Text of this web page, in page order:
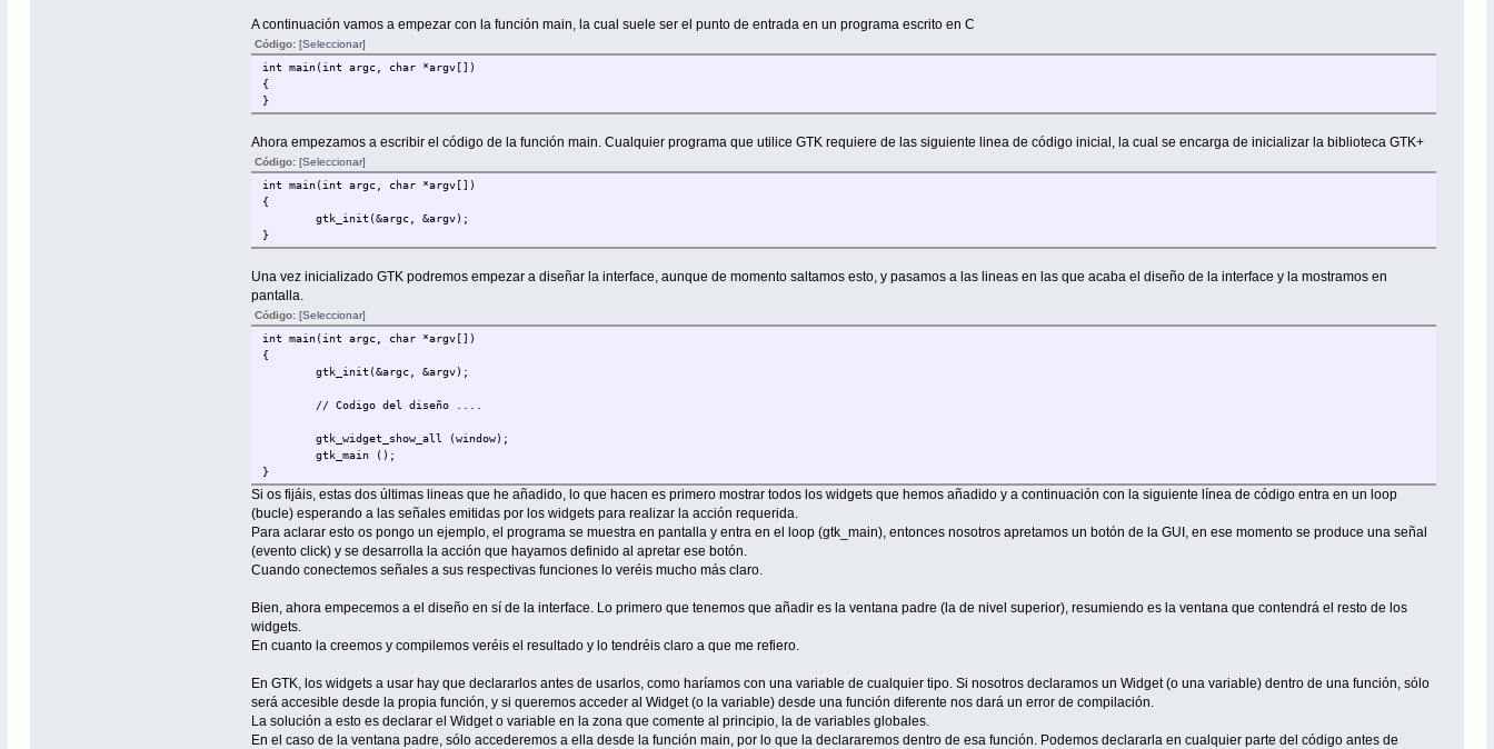
A continuación vamos a empezar con la función main, la cual suele ser el punto de entrada en un programa escrito en C
Código:[Seleccionar]
int main(int argc, char *argv[])
{
}
Ahora empezamos a escribir el código de la función main. Cualquier programa que utilice GTK requiere de las siguiente linea de código inicial, la cual se encarga de inicializar la biblioteca GTK+
Código:[Seleccionar]
int main(int argc, char *argv[])
{
gtk_init(&argc, &argv);
}
Una vez inicializado GTK podremos empezar a diseñar la interface, aunque de momento saltamos esto, y pasamos a las lineas en las que acaba el diseño de la interface y la mostramos en
pantalla.
Código:[Seleccionar]
int main(int argc, char *argv[])
{
gtk_init(&argc, &argv);
// Codigo del diseño ....
gtk_widget_show_all (window);
gtk_main ();
}
Si os fijáis, estas dos últimas lineas que he añadido, lo que hacen es primero mostrar todos los widgets que hemos añadido y a continuación con la siguiente línea de código entra en un loop
(bucle) esperando a las señales emitidas por los widgets para realizar la acción requerida.
Para aclarar esto os pongo un ejemplo, el programa se muestra en pantalla y entra en el loop (gtk_main), entonces nosotros apretamos un botón de la GUI, en ese momento se produce una señal
(evento click) y se desarrolla la acción que hayamos definido al apretar ese botón.
Cuando conectemos señales a sus respectivas funciones lo veréis mucho más claro.
Bien, ahora empecemos a el diseño en sí de la interface. Lo primero que tenemos que añadir es la ventana padre (la de nivel superior), resumiendo es la ventana que contendrá el resto de los
widgets.
En cuanto la creemos y compilemos veréis el resultado y lo tendréis claro a que me refiero.
En GTK, los widgets a usar hay que declararlos antes de usarlos, como haríamos con una variable de cualquier tipo. Si nosotros declaramos un Widget (o una variable) dentro de una función, sólo
será accesible desde la propia función, y si queremos acceder al Widget (o la variable) desde una función diferente nos dará un error de compilación.
La solución a esto es declarar el Widget o variable en la zona que comente al principio, la de variables globales.
En el caso de la ventana padre, sólo accederemos a ella desde la función main, por lo que la declararemos dentro de esa función. Podemos declararla en cualquier parte del código antes de